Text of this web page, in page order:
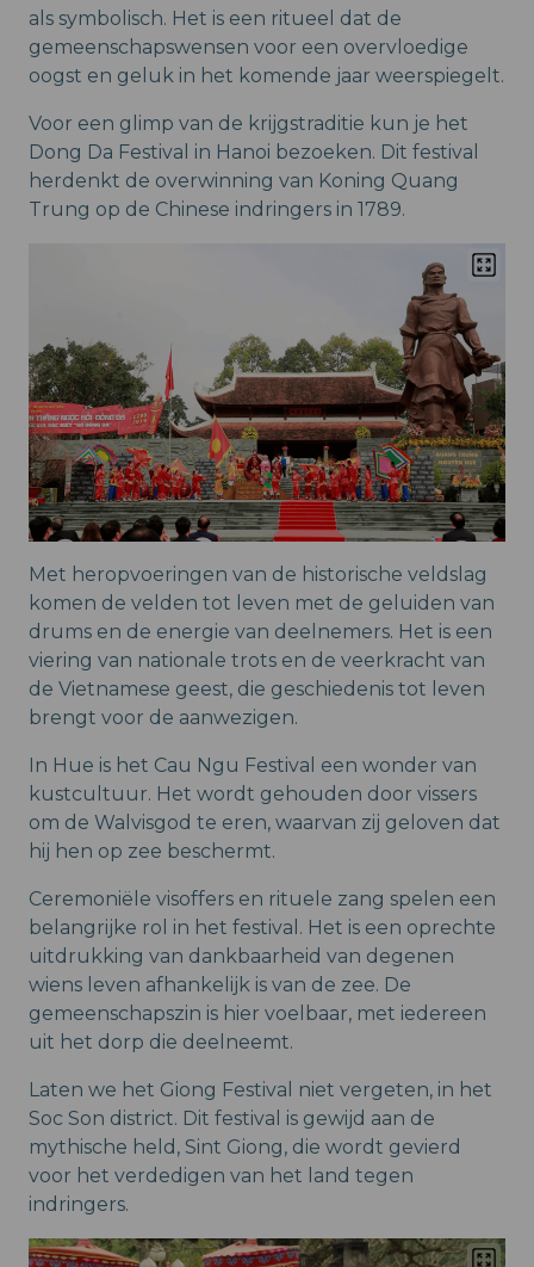
als symbolisch. Het is een ritueel dat de
gemeenschapswensen voor een overvloedige
oogst en geluk in het komende jaar weerspiegelt.
Voor een glimp van de krijgstraditie kun je het
Dong Da Festival in Hanoi bezoeken. Dit festival
herdenkt de overwinning van Koning Quang
Trung op de Chinese indringers in 1789.
Met heropvoeringen van de historische veldslag
komen de velden tot leven met de geluiden van
drums en de energie van deelnemers. Het is een
viering van nationale trots en de veerkracht van
de Vietnamese geest, die geschiedenis tot leven
brengt voor de aanwezigen.
In Hue is het Cau Ngu Festival een wonder van
kustcultuur. Het wordt gehouden door vissers
om de Walvisgod te eren, waarvan zij geloven dat
hij hen op zee beschermt.
Ceremoniële visoffers en rituele zang spelen een
belangrijke rol in het festival. Het is een oprechte
uitdrukking van dankbaarheid van degenen
wiens leven afhankelijk is van de zee. De
gemeenschapszin is hier voelbaar, met iedereen
uit het dorp die deelneemt.
Laten we het Giong Festival niet vergeten, in het
Soc Son district. Dit festival is gewijd aan de
mythische held, Sint Giong, die wordt gevierd
voor het verdedigen van het land tegen
indringers.